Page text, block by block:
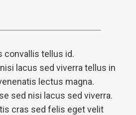
convallis tellus id.
lacus sed viverra tellus in
lectus magna.
sed nisi lacus sed viverra.
cras sed felis eget velit